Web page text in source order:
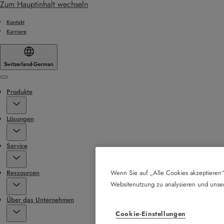
Zum Hauptinhalt wechseln
Kontakt
Karriere
Switzerland·German
Menu
Produkte
Lösungen
Service
Ressourcen
Über das Unternehmen
Wenn Sie auf „Alle Cookies
Websitenutzung zu analysieren und
Cookie-Einstellungen